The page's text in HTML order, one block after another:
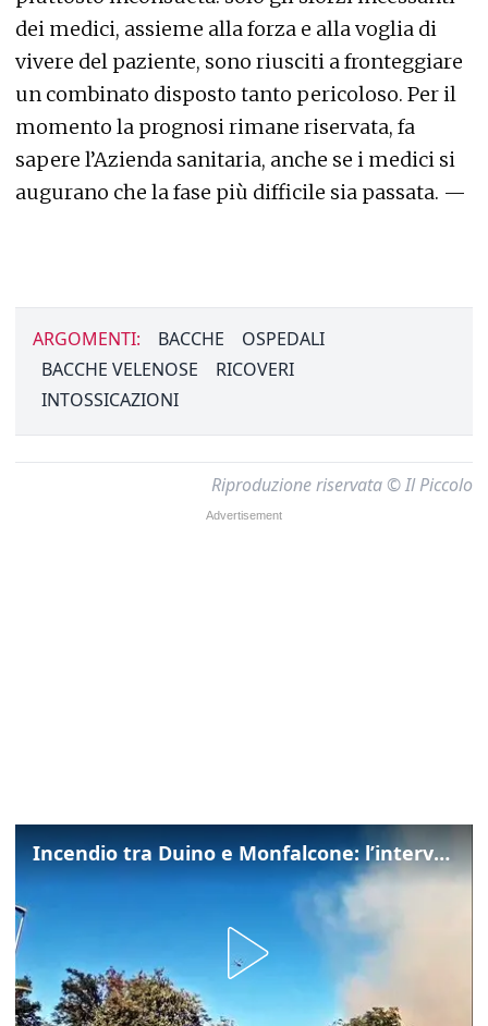
dei medici, assieme alla forza e alla voglia di
vivere del paziente, sono riusciti a fronteggiare
un combinato disposto tanto pericoloso. Per il
momento la prognosi rimane riservata, fa
sapere l’Azienda sanitaria, anche se i medici si
augurano che la fase più difficile sia passata. —
ARGOMENTI: BACCHE
OSPEDALI
BACCHE VELENOSE
RICOVERI
INTOSSICAZIONI
Riproduzione riservata © Il Piccolo
Incendio tra Duino e Monfalcone: l’intervento dei vigili del fuoco